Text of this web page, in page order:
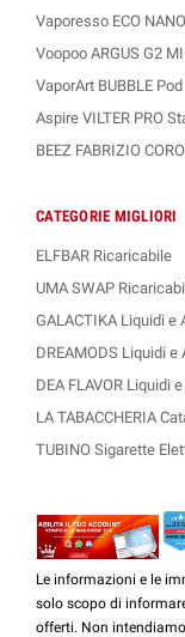
Vaporesso ECO
Voopoo ARGUS G2
VaporArt BUBBLE
Aspire VILTER PRO
BEEZ FABRIZIO
CATEGORIE MIGLIORI
ELFBAR Ricaricabile
UMA SWAP
GALACTIKA Liquidi e
DREAMODS Liquidi e
DEA FLAVOR Liquidi
LA TABACCHERIA
TUBINO Sigarette
Le informazioni e le
solo scopo di
offerti. Non